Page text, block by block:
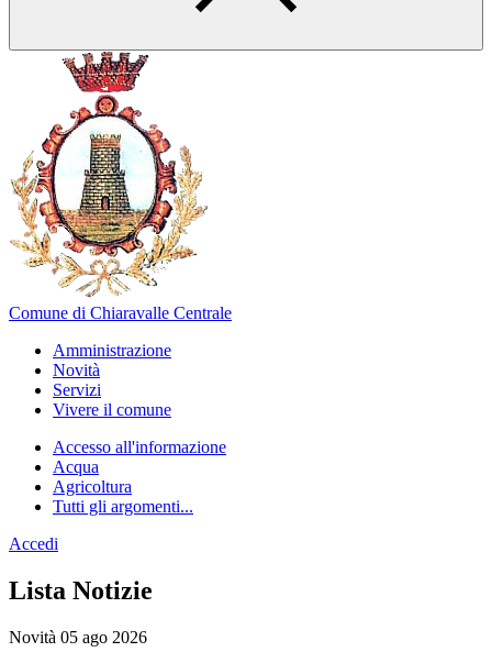
Comune di Chiaravalle Centrale
Amministrazione
Novità
Servizi
Vivere il comune
Accesso all'informazione
Acqua
Agricoltura
Tutti gli argomenti...
Accedi
Homepage
Lista Notizie
Novità 05 ago 2026